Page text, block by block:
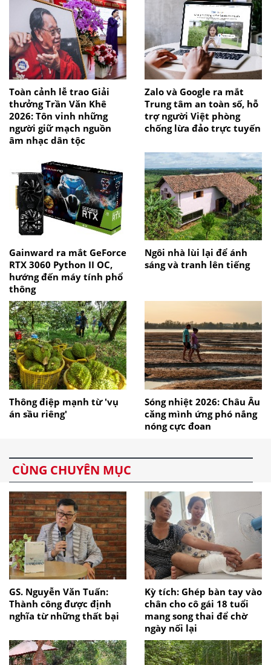
Toàn cảnh lễ trao Giải
thưởng Trần Văn Khê
2026: Tôn vinh những
người giữ mạch nguồn
âm nhạc dân tộc
Zalo và Google ra mắt
Trung tâm an toàn số, hỗ
trợ người Việt phòng
chống lừa đảo trực tuyến
Gainward ra mắt GeForce
RTX 3060 Python II OC,
hướng đến máy tính phổ
thông
Ngôi nhà lùi lại để ánh
sáng và tranh lên tiếng
Thông điệp mạnh từ 'vụ
án sầu riêng'
Sóng nhiệt 2026: Châu Âu
căng mình ứng phó nắng
nóng cực đoan
CÙNG CHUYÊN MỤC
GS. Nguyễn Văn Tuấn:
Thành công được định
nghĩa từ những thất bại
Kỳ tích: Ghép bàn tay vào
chân cho cô gái 18 tuổi
mang song thai để chờ
ngày nối lại